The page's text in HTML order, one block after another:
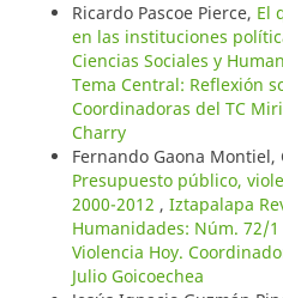
Ricardo Pascoe Pierce, El
en las instituciones
Ciencias Sociales y
Tema Central: Reflexión
Coordinadoras del TC
Charry
Fernando Gaona
Presupuesto público,
2000-2012 , Iztapalapa
Humanidades: Núm. 72/
Violencia Hoy.
Julio Goicoechea